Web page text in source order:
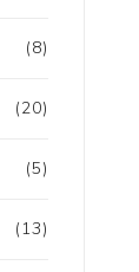
(8)
(20)
(5)
(13)